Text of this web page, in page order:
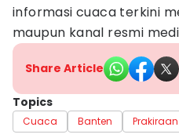
informasi cuaca terkini
maupun kanal resmi
Share Article
Topics
Cuaca Banten